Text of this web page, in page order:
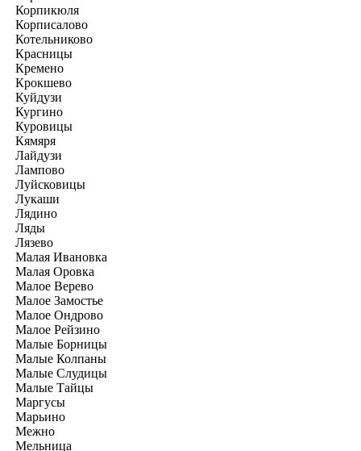
Корпикюля
Корписалово
Котельниково
Красницы
Кремено
Крокшево
Куйдузи
Кургино
Куровицы
Кямяря
Лайдузи
Лампово
Луйсковицы
Лукаши
Лядино
Ляды
Лязево
Малая Ивановка
Малая Оровка
Малое Верево
Малое Замостье
Малое Ондрово
Малое Рейзино
Малые Борницы
Малые Колпаны
Малые Слудицы
Малые Тайцы
Маргусы
Марьино
Межно
Мельница